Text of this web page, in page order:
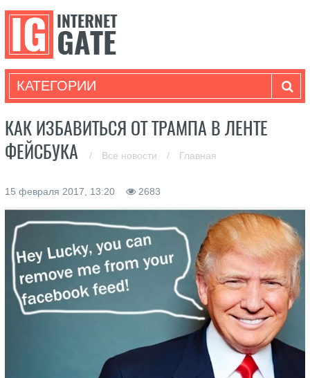
КАТЕГОРИИ
КАК ИЗБАВИТЬСЯ ОТ ТРАМПА В ЛЕНТЕ
ФЕЙСБУКА
/ Все новости / Главная
15 февраля 2017, 13:20 2683